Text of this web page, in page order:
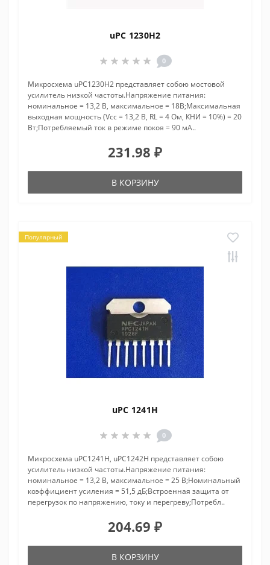
uPC 1230H2
0
Микросхема uPC1230H2 представляет собою мостовой
усилитель низкой частоты.Напряжение питания:
номинальное = 13,2 В, максимальное = 18В;Максимальная
выходная мощность (Vcc = 13,2 В, RL = 4 Ом, КНИ = 10%) = 20
Вт;Потребляемый ток в режиме покоя = 90 мА..
231.98 ₽
В КОРЗИНУ
Популярный
uPC 1241H
0
Микросхема uPC1241H, uPC1242H представляет собою
усилитель низкой частоты.Напряжение питания:
номинальное = 13,2 В, максимальное = 25 В;Номинальный
коэффициент усиления = 51,5 дБ;Встроенная защита от
перегрузок по напряжению, току и перегреву;Потребл..
204.69 ₽
В КОРЗИНУ